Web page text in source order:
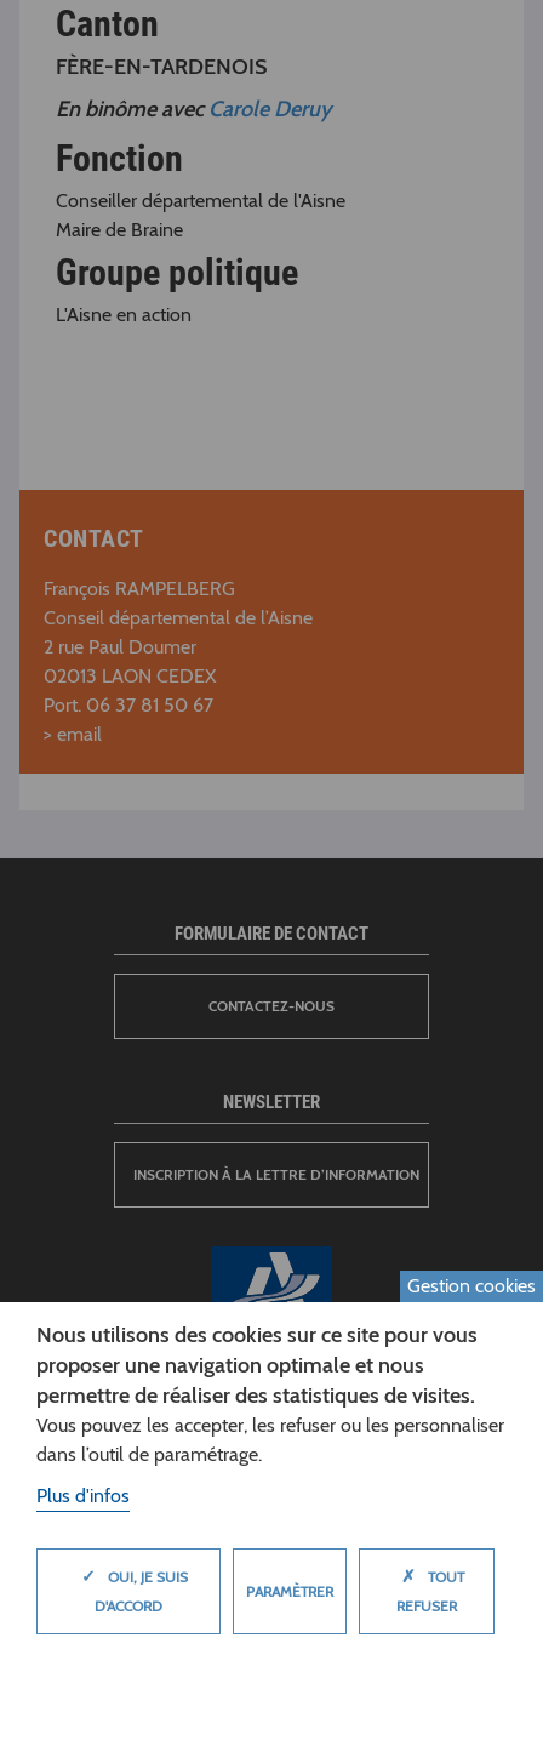
Canton
FÈRE-EN-TARDENOIS
En binôme avecCarole Deruy
Fonction
Conseiller départemental de l'Aisne
Maire de Braine
Groupe politique
L'Aisne en action
CONTACT
François RAMPELBERG
Conseil départemental de l’Aisne
2 rue Paul Doumer
02013 LAON CEDEX
Port. 06 37 81 50 67
> email
CONSEIL DÉPARTEMENTAL DE L'AISNE
Siège :
FORMULAIRE DE CONTACT
CONTACTEZ-NOUS
NEWSLETTER
INSCRIPTION À LA LETTRE D’INFORMATION
Gestion cookies
Nous utilisons des cookies sur ce site pour vous
proposer une navigation optimale et nous
permettre de réaliser des statistiques de visites.
Vous pouvez les accepter, les refuser ou les personnaliser
dans l’outil de paramétrage.
Plus d'infos
✓
OUI, JE SUIS
D'ACCORD
PARAMÈTRER
✗
TOUT
REFUSER
MASQUER